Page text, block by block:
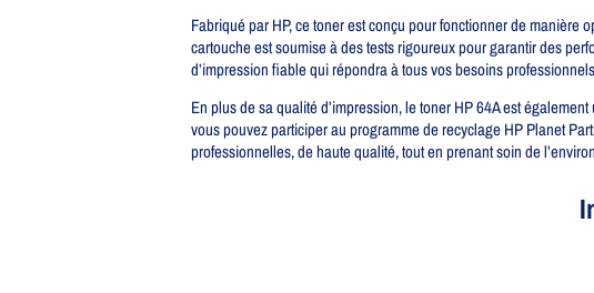
Fabriqué par HP, ce toner est conçu pour fonctionner de
cartouche est soumise à des tests rigoureux pour garantir des
d’impression fiable qui répondra à tous vos besoins
En plus de sa qualité d’impression, le toner HP 64A est
vous pouvez participer au programme de recyclage HP Planet
professionnelles, de haute qualité, tout en prenant soin de